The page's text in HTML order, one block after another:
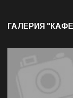
ГАЛЕРИЯ